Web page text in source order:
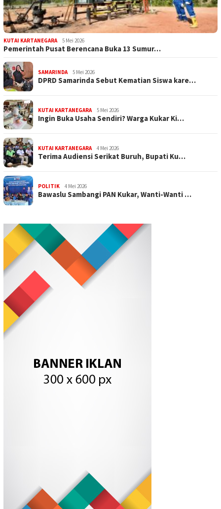
KUTAI KARTANEGARA 5 Mei 2026
Pemerintah Pusat Berencana Buka 13 Sumur…
SAMARINDA 5 Mei 2026
DPRD Samarinda Sebut Kematian Siswa kare…
KUTAI KARTANEGARA 5 Mei 2026
Ingin Buka Usaha Sendiri? Warga Kukar Ki…
KUTAI KARTANEGARA 4 Mei 2026
Terima Audiensi Serikat Buruh, Bupati Ku…
POLITIK 4 Mei 2026
Bawaslu Sambangi PAN Kukar, Wanti-Wanti …